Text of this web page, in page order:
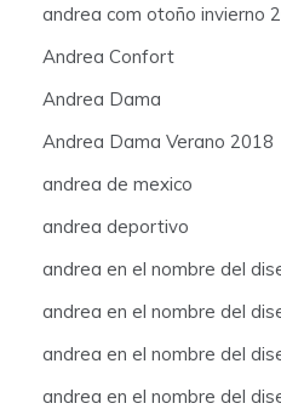
andrea com otoño invierno
Andrea Confort
Andrea Dama
Andrea Dama Verano 2018
andrea de mexico
andrea deportivo
andrea en el nombre del
andrea en el nombre del
andrea en el nombre del
andrea en el nombre del